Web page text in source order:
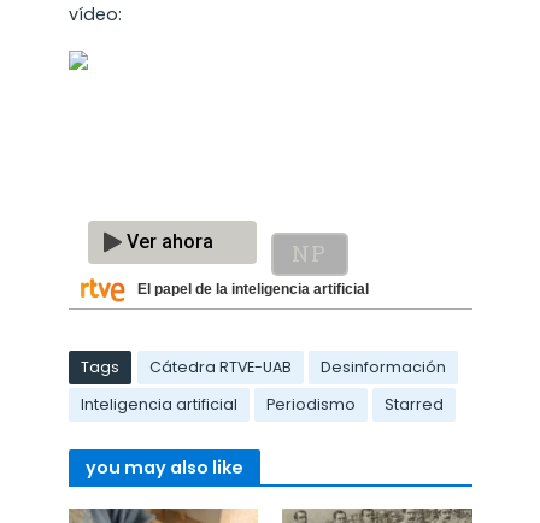
vídeo:
El papel de la inteligencia artificial
Tags Cátedra RTVE-UAB
Desinformación
Inteligencia artificial
Periodismo Starred
you may also like